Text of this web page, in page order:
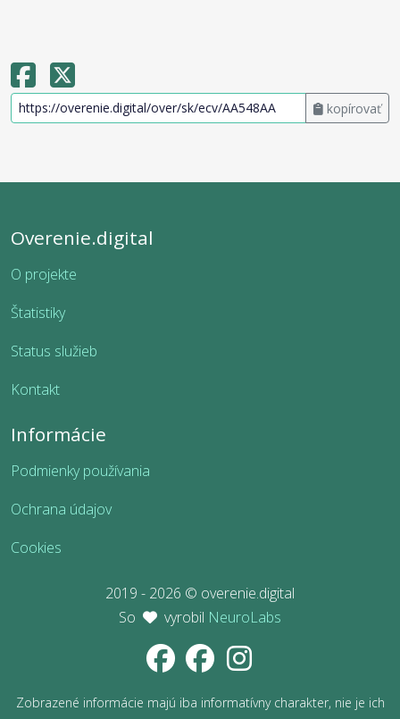
kopírovať
Overenie.digital
O projekte
Štatistiky
Status služieb
Kontakt
Informácie
Podmienky používania
Ochrana údajov
Cookies
2019 - 2026 © overenie.digital
So
vyrobil NeuroLabs
Zobrazené informácie majú iba informatívny charakter, nie je ich